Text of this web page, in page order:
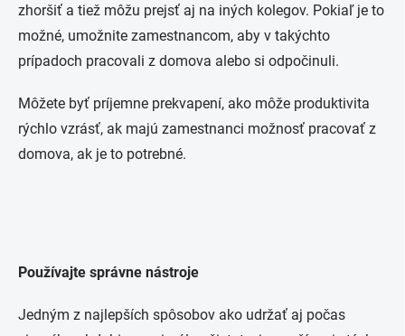
zhoršiť a tiež môžu prejsť aj na iných kolegov. Pokiaľ je to
možné, umožnite zamestnancom, aby v takýchto
prípadoch pracovali z domova alebo si odpočinuli.
Môžete byť príjemne prekvapení, ako môže produktivita
rýchlo vzrásť, ak majú zamestnanci možnosť pracovať z
domova, ak je to potrebné.
Používajte správne nástroje
Jedným z najlepších spôsobov ako udržať aj počas